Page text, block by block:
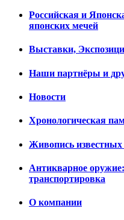
Российская и
японских мечей
Выставки,
Наши партнёры и
Новости
Хронологическая
Живопись
Антикварное
транспортировка
О компании